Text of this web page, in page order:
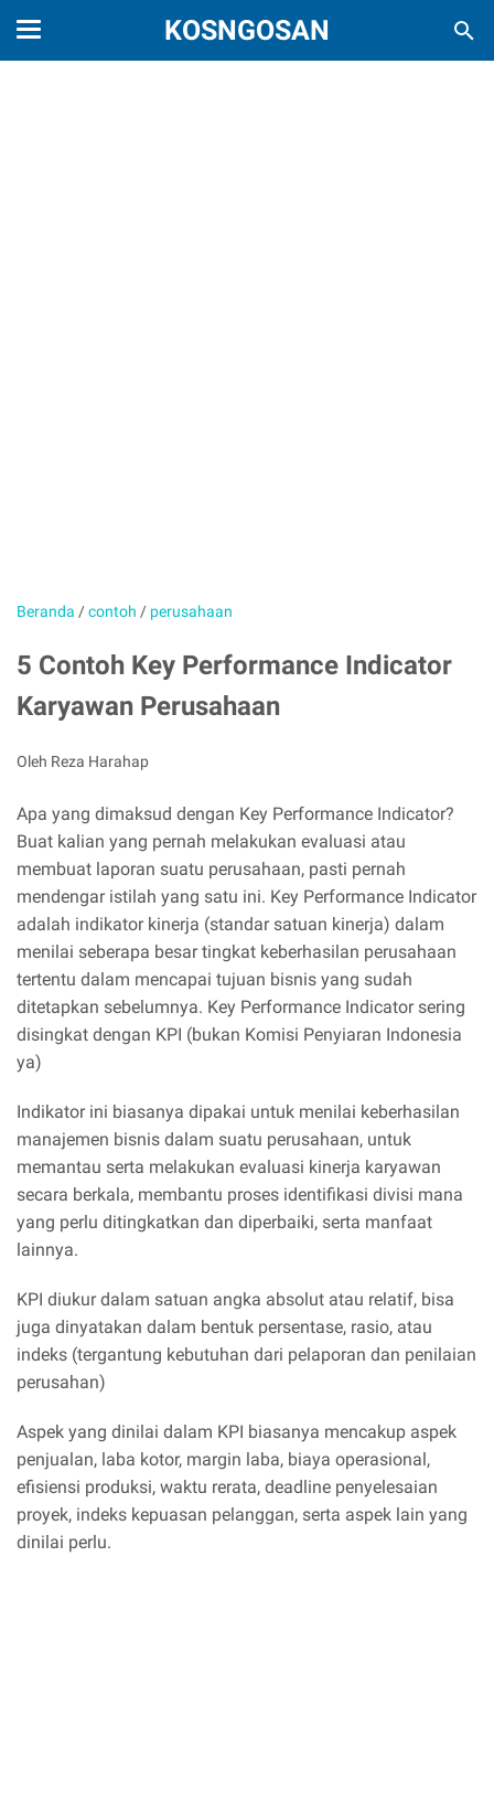
KOSNGOSAN
Beranda /contoh / perusahaan
5 Contoh Key Performance Indicator
Karyawan Perusahaan
Oleh Reza Harahap
Apa yang dimaksud dengan Key Performance Indicator?
Buat kalian yang pernah melakukan evaluasi atau
membuat laporan suatu perusahaan, pasti pernah
mendengar istilah yang satu ini. Key Performance Indicator
adalah indikator kinerja (standar satuan kinerja) dalam
menilai seberapa besar tingkat keberhasilan perusahaan
tertentu dalam mencapai tujuan bisnis yang sudah
ditetapkan sebelumnya. Key Performance Indicator sering
disingkat dengan KPI (bukan Komisi Penyiaran Indonesia
ya)
Indikator ini biasanya dipakai untuk menilai keberhasilan
manajemen bisnis dalam suatu perusahaan, untuk
memantau serta melakukan evaluasi kinerja karyawan
secara berkala, membantu proses identifikasi divisi mana
yang perlu ditingkatkan dan diperbaiki, serta manfaat
lainnya.
KPI diukur dalam satuan angka absolut atau relatif, bisa
juga dinyatakan dalam bentuk persentase, rasio, atau
indeks (tergantung kebutuhan dari pelaporan dan penilaian
perusahan)
Aspek yang dinilai dalam KPI biasanya mencakup aspek
penjualan, laba kotor, margin laba, biaya operasional,
efisiensi produksi, waktu rerata, deadline penyelesaian
proyek, indeks kepuasan pelanggan, serta aspek lain yang
dinilai perlu.